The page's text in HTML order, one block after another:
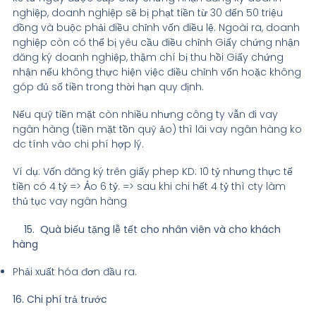
nghiệp, doanh nghiệp sẽ bị phạt tiền từ 30 đến 50 triệu
đồng và buộc phải điều chỉnh vốn điều lệ. Ngoài ra, doanh
nghiệp còn có thể bị yêu cầu điều chỉnh Giấy chứng nhận
đăng ký doanh nghiệp, thậm chí bị thu hồi Giấy chứng
nhận nếu không thực hiện việc điều chỉnh vốn hoặc không
góp đủ số tiền trong thời hạn quy định.
Nếu quỹ tiền mặt còn nhiều nhưng công ty vẫn đi vay
ngân hàng (tiền mặt tồn quỹ ảo) thì lãi vay ngân hàng ko
dc tính vào chi phí hợp lý.
Ví dụ: Vốn đăng ký trên giấy phep KD: 10 tỷ nhưng thực tế
tiền có 4 tỷ => Ảo 6 tỷ. => sau khi chi hết 4 tỷ thì cty làm
thủ tục vay ngân hàng
15. Quà biếu tặng lễ tết cho nhân viên và cho khách
hàng
Phải xuất hóa đơn đầu ra.
16. Chi phí trả trước